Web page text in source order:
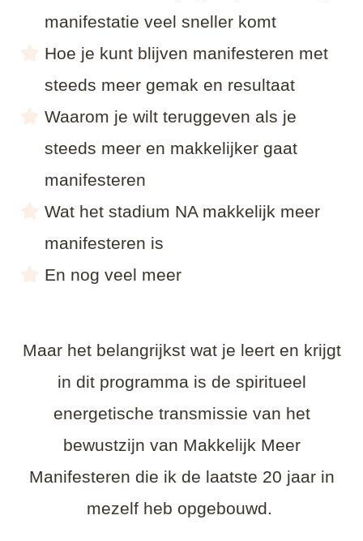
manifestatie veel sneller komt
Hoe je kunt blijven manifesteren met
steeds meer gemak en resultaat
Waarom je wilt teruggeven als je
steeds meer en makkelijker gaat
manifesteren
Wat het stadium NA makkelijk meer
manifesteren is
En nog veel meer
Maar het belangrijkst wat je leert en krijgt
in dit programma is de spiritueel
energetische transmissie van het
bewustzijn van Makkelijk Meer
Manifesteren die ik de laatste 20 jaar in
mezelf heb opgebouwd.